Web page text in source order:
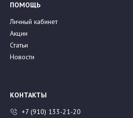
ПОМОЩЬ
Личный кабинет
Акции
Статьи
Новости
КОНТАКТЫ
+7 (910) 133-21-20